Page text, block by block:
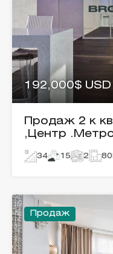
192,000$ USD
Продаж 2 к
,Центр
34 15 2 80
Продаж